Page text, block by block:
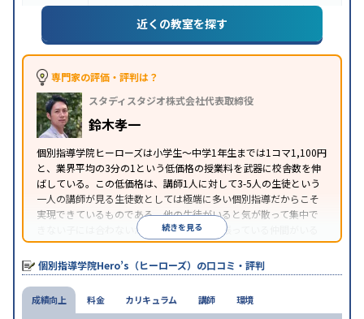
中高一貫校生に対応成績保証制度あり授業の振替
1科目から受講可能 季節講習のみの受講可
※2023年3月調査。小学校高学年の個別指導塾アンケート調査方法を参
照
近くの教室を探す
専門家の評価・評判は？
スタディスタジオ株式会社代表取締役
鈴木孝一
個別指導学院ヒーローズは小学生〜中学1年生までは1コマ1,100円
と、業界平均の3分の1という低価格の授業料を武器に校舎数を伸
ばしている。この低価格は、講師1人に対して3-5人の生徒という
一人の講師が見る生徒数としては極端に多い個別指導だからこそ
実現できているものである。他の生徒がいると気が散って集中で
きない子には合わないが、周りに一緒に頑張っている仲間がいる
ほうが頑張れるタイプの子にはとてもコスパがいいと言える。
続きを見る
個別指導学院Hero’s（ヒーローズ）の口コミ・評判
成績向上 料金 カリキュラム 講師 環境